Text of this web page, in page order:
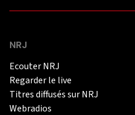
NRJ
Ecouter NRJ
Regarder le live
Titres diffusés sur NRJ
Webradios